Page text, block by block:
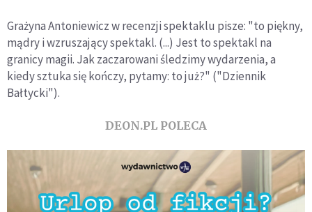
Grażyna Antoniewicz w recenzji spektaklu pisze: "to piękny,
mądry i wzruszający spektakl. (...) Jest to spektakl na
granicy magii. Jak zaczarowani śledzimy wydarzenia, a
kiedy sztuka się kończy, pytamy: to już?" ("Dziennik
Bałtycki").
DEON.PL POLECA